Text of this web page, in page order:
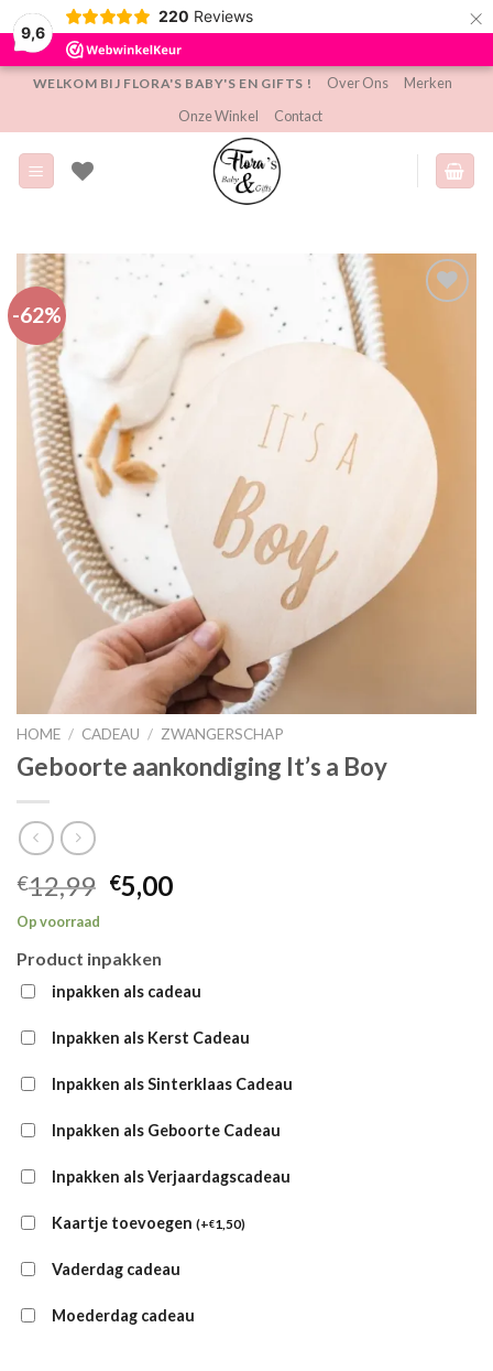
9,6
220 Reviews ×
inhoud
WELKOM BIJ FLORA'S BABY'S EN GIFTS ! Over Ons
Merken
Onze Winkel
Contact
-62%
Toevoegen
verlanglijst
HOME / CADEAU / ZWANGERSCHAP
Geboorte aankondiging It’s a Boy
€12,99 Oorspronkelijke
prijs
€12,99.
€5,00Huidige
Op voorraad
Product inpakken
inpakken als cadeau
Inpakken als Kerst Cadeau
Inpakken als Sinterklaas Cadeau
Inpakken als Geboorte Cadeau
Inpakken als Verjaardagscadeau
Kaartje toevoegen (+€1,50)
Vaderdag cadeau
Moederdag cadeau